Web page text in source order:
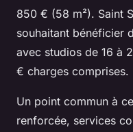
850 € (58 m²). Saint
souhaitant bénéficier
avec studios de 16 à
€ charges comprises.
Un point commun à
renforcée, services